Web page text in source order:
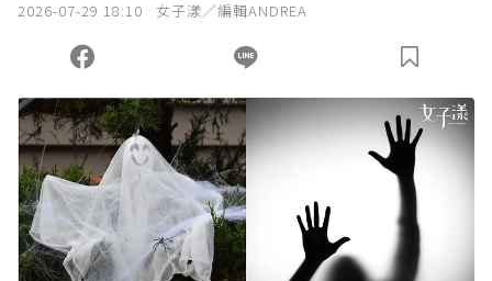
您當前剩餘 U 利點數：0點；前往 購買點數
2026-07-29 18:10 女子漾／編輯ANDREA